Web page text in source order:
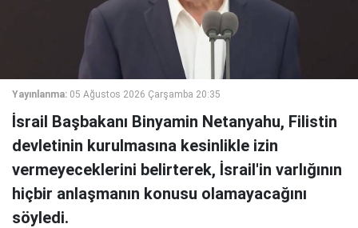
Yayınlanma: 05 Ağustos 2026 Çarşamba 20:35
İsrail Başbakanı Binyamin Netanyahu, Filistin
devletinin kurulmasına kesinlikle izin
vermeyeceklerini belirterek, İsrail'in varlığının
hiçbir anlaşmanın konusu olamayacağını
söyledi.